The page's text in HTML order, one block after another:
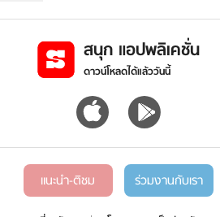
สนุก แอปพลิเคชั่น
ดาวน์โหลดได้แล้ววันนี้
แนะนำ-ติชม ร่วมงานกับเรา